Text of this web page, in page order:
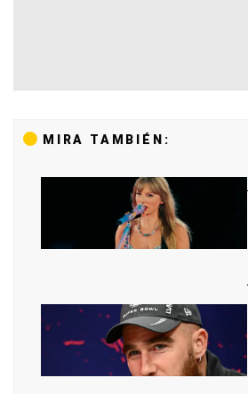
MIRA TAMBIÉN: